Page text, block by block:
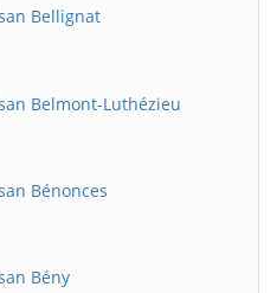
Bellignat
Belmont-Luthézieu
Bénonces
Bény